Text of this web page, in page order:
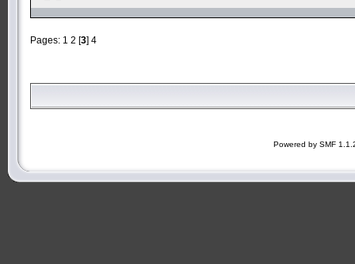
Pages: 1 2 [3] 4
Powered by SMF